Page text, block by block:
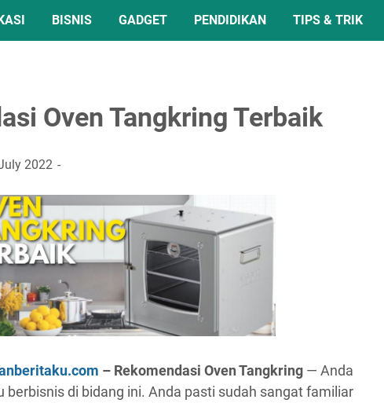
BISNIS GADGET PENDIDIKAN TIPS & TRIK
Oven Tangkring Terbaik
2022
– Rekomendasi Oven Tangkring — Anda
berbisnis di bidang ini. Anda pasti sudah sangat familiar